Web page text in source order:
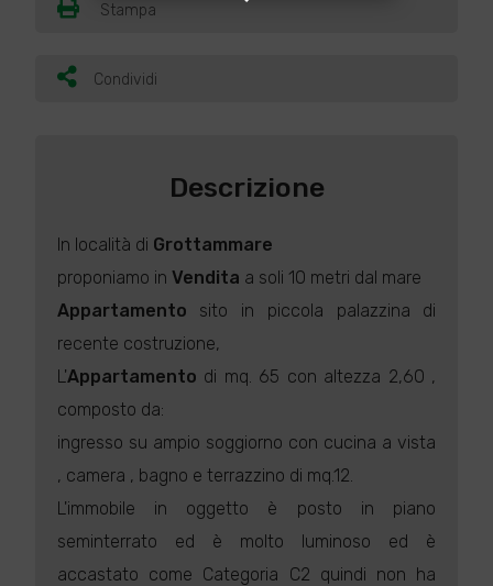
Stampa
Condividi
Descrizione
In località di Grottammare
proponiamo in Vendita a soli 10 metri dal mare
Appartamento sito in piccola palazzina di
recente costruzione,
L'Appartamento di mq. 65 con altezza 2,60 ,
composto da:
ingresso su ampio soggiorno con cucina a vista
, camera , bagno e terrazzino di mq.12.
L'immobile in oggetto è posto in piano
seminterrato ed è molto luminoso ed è
accastato come Categoria C2 quindi non ha